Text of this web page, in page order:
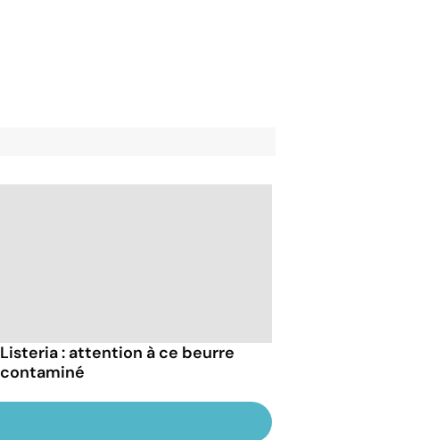
Listeria : attention à ce beurre
contaminé